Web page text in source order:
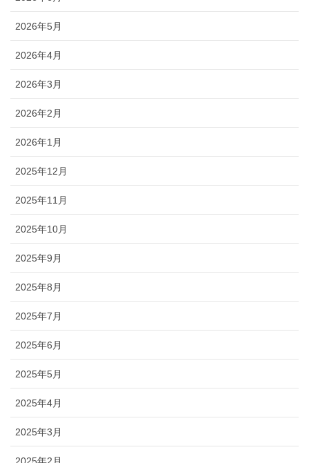
2026年5月
2026年4月
2026年3月
2026年2月
2026年1月
2025年12月
2025年11月
2025年10月
2025年9月
2025年8月
2025年7月
2025年6月
2025年5月
2025年4月
2025年3月
2025年2月